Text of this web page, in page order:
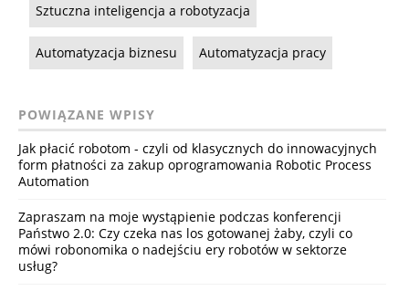
Sztuczna inteligencja a robotyzacja
Automatyzacja biznesu Automatyzacja pracy
POWIĄZANE WPISY
Jak płacić robotom - czyli od klasycznych do innowacyjnych
form płatności za zakup oprogramowania Robotic Process
Automation
Zapraszam na moje wystąpienie podczas konferencji
Państwo 2.0: Czy czeka nas los gotowanej żaby, czyli co
mówi robonomika o nadejściu ery robotów w sektorze
usług?